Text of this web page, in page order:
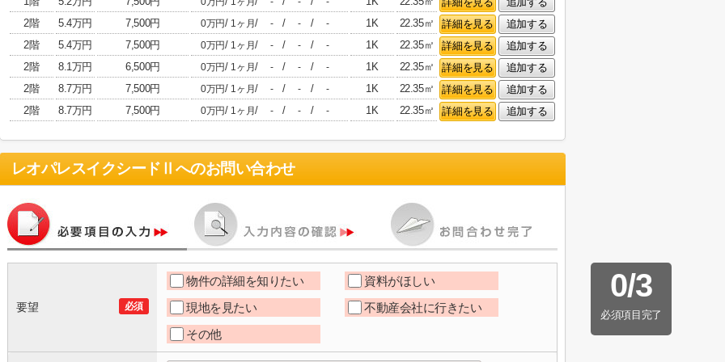
2階
5.4万円 7,500円 0万円/ 1ヶ月/ - / - / - 1K 22.35㎡ 詳細を見る
追加する
2階
5.4万円 7,500円 0万円/ 1ヶ月/ - / - / - 1K 22.35㎡ 詳細を見る
追加する
2階
8.1万円 6,500円 0万円/ 1ヶ月/ - / - / - 1K 22.35㎡ 詳細を見る
追加する
2階
8.7万円 7,500円 0万円/ 1ヶ月/ - / - / - 1K 22.35㎡ 詳細を見る
追加する
2階
8.7万円 7,500円 0万円/ 1ヶ月/ - / - / - 1K 22.35㎡ 詳細を見る 追加する
レオパレスイクシードⅡ へのお問い合わせ
0/3
必須項目完了
必須
要望
物件の詳細を知りたい
資料がほしい
現地を見たい
不動産会社に行きたい
その他